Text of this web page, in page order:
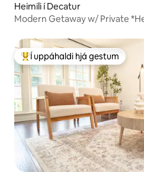
Heimili í Decatur
Modern Getaway w/ Private
Í mestu uppáhaldi hjá gestum
Í uppáhaldi hjá gestum